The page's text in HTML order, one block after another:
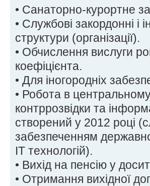
• Санаторно-курортне
• Службові закордонні і
структури (організації).
• Обчислення вислуги
коефіцієнта.
• Для іногородніх
• Робота в
контррозвідки та
створений у 2012 році
забезпеченням
ІТ технологій).
• Вихід на пенсію у
• Отримання вихідної